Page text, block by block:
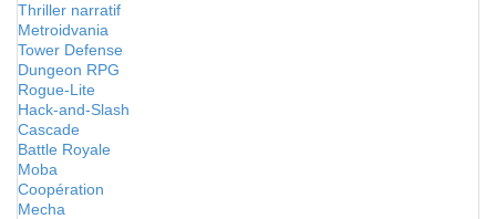
Thriller narratif
Metroidvania
Tower Defense
Dungeon RPG
Rogue-Lite
Hack-and-Slash
Cascade
Battle Royale
Moba
Coopération
Mecha